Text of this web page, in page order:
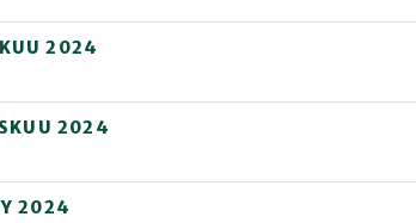
2024
2024
2024